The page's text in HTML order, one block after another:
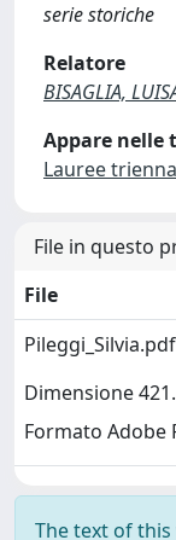
serie storiche
Relatore
BISAGLIA,
Appare nelle
Lauree
File in questo
File
Pileggi_Silvia.pdf
Dimensione
Formato Adobe
The text of